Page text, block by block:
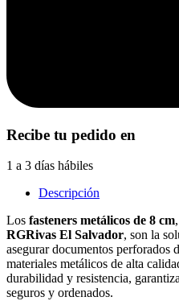
Recibe tu pedido en
1 a 3 días hábiles
Descripción
Los fasteners metálicos de 8 cm
RGRivas El Salvador, son la
asegurar documentos perforados
materiales metálicos de alta
durabilidad y resistencia,
seguros y ordenados.